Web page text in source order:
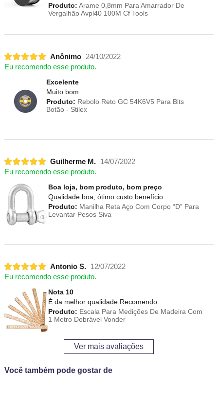
Produto: Arame 0,8mm Para Amarrador De
Vergalhão Avpl40 100M Cf Tools
Anônimo
24/10/2022
Eu recomendo esse produto.
Excelente
Muito bom
Produto: Rebolo Reto GC 54K6V5 Para Bits
Botão - Stilex
Guilherme M.
14/07/2022
Eu recomendo esse produto.
Boa loja, bom produto, bom preço
Qualidade boa, ótimo custo benefício
Produto: Manilha Reta Aço Com Corpo “D” Para
Levantar Pesos Siva
Antonio S.
12/07/2022
Eu recomendo esse produto.
Nota 10
É da melhor qualidade.Recomendo.
Produto: Escala Para Medições De Madeira Com
1 Metro Dobrável Vonder
Ver mais avaliações
Você também pode gostar de